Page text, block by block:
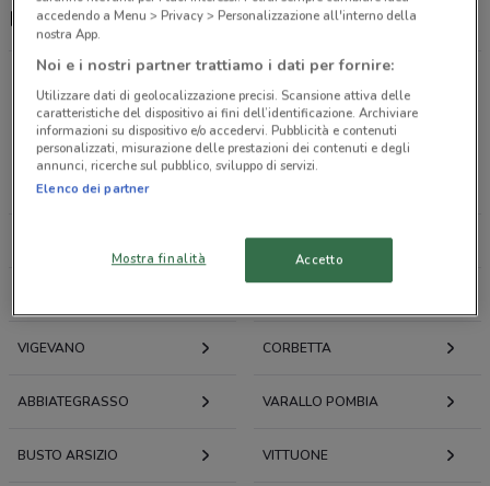
Motoabbigliamento, offerte e negozi
Offerte volantini e cataloghi per città nelle vicinanze
NOVARA
LONATE POZZOLO
VIGEVANO CORBETTA
ABBIATEGRASSO VARALLO POMBIA
BUSTO ARSIZIO VITTUONE
accedendo a Menu > Privacy > Personalizzazione all'interno della
nostra App.
Noi e i nostri partner trattiamo i dati per fornire:
Utilizzare dati di geolocalizzazione precisi. Scansione attiva delle
caratteristiche del dispositivo ai fini dell’identificazione. Archiviare
informazioni su dispositivo e/o accedervi. Pubblicità e contenuti
personalizzati, misurazione delle prestazioni dei contenuti e degli
annunci, ricerche sul pubblico, sviluppo di servizi.
Elenco dei partner
Mostra finalità Accetto